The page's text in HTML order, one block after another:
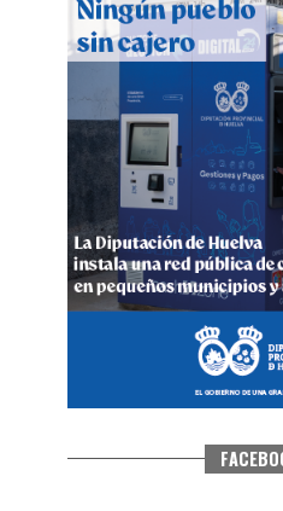
QUINTA CORRIDA DE
COLOMBINAS 2026
hace 4 días· Huelvatv